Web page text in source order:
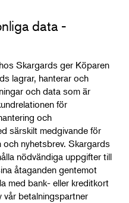
data -
Skargards ger Köparen
lagrar, hanterar och
och data som är
för
och
särskilt medgivande för
och nyhetsbrev. Skargards
nödvändiga uppgifter till
åtaganden gentemot
med bank- eller kreditkort
vår betalningspartner